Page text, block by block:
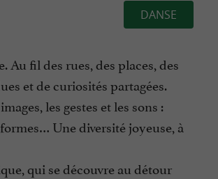
DANSE
Au fil des rues, des places, des
et de curiosités partagées.
les gestes et les sons :
Une diversité joyeuse, à
qui se découvre au détour